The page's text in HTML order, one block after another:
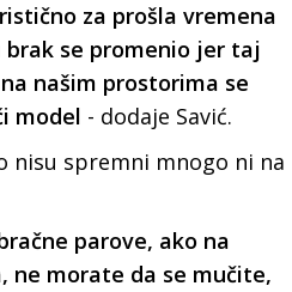
za prošla vremena
se promenio jer taj
našim prostorima se
model - dodaje Savić.
nisu spremni mnogo ni na
parove, ako na
ne morate da se mučite,